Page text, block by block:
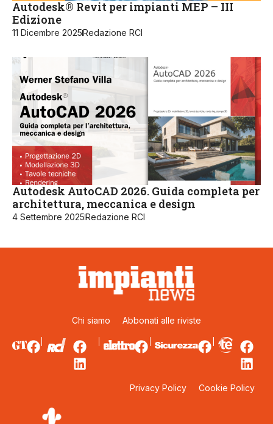
Autodesk® Revit per impianti MEP – III
Edizione
11 Dicembre 2025Redazione RCI
Autodesk AutoCAD 2026. Guida completa per
architettura, meccanica e design
4 Settembre 2025Redazione RCI
Chi siamo Abbonati alle riviste
Privacy Policy Cookie Policy